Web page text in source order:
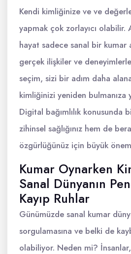
Kendi kimliğinize ve ve
yapmak çok zorlayıcı olabilir.
hayat sadece sanal bir kumar
gerçek ilişkiler ve
seçim, sizi bir adım daha
kimliğinizi yeniden bulmanıza
Digital bağımlılık konusunda
zihinsel sağlığınız hem de
özgürlüğünüz için büyük önem
Kumar Oynarken
Sanal Dünyanın
Kayıp Ruhlar
Günümüzde sanal kumar
sorgulamasına ve belki de
olabiliyor. Neden mi?